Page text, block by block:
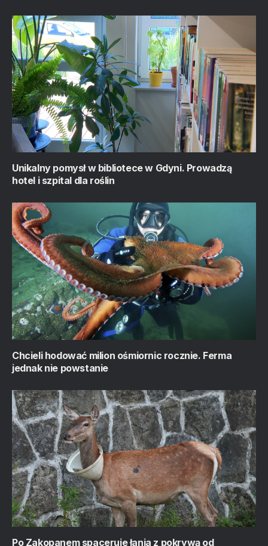
Unikalny pomysł w bibliotece w Gdyni. Prowadzą
hotel i szpital dla roślin
Chcieli hodować milion ośmiornic rocznie. Ferma
jednak nie powstanie
Po Zakopanem spaceruje łania z pokrywą od